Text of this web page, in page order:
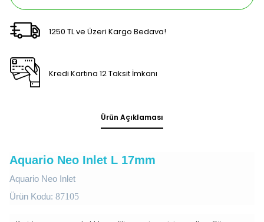
1250 TL ve Üzeri Kargo Bedava!
Kredi Kartına 12 Taksit İmkanı
Ürün Açıklaması
Aquario Neo Inlet L 17mm
Aquario Neo Inlet
Ürün Kodu: 87105